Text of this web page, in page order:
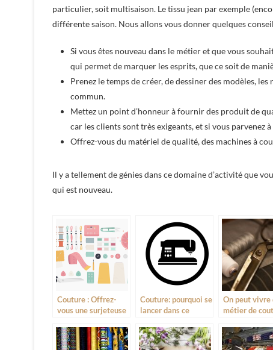
particulier, soit multisaison. Le tissu jean par exemple
différente saison. Nous allons vous donner quelques
Si vous êtes nouveau dans le métier et que vous
qui permet de marquer les esprits, que ce soit de
Prenez le temps de créer, de dessiner des modèles,
commun.
Mettez un point d’honneur à fournir des produit de
car les clients sont très exigeants, et si vous parvenez
Offrez-vous du matériel de qualité, des machines à
Il y a tellement de génies dans ce domaine d’activité que
qui est nouveau.
Couture : Offrez-
vous une surjeteuse
Couture: pourquoi se
lancer dans ce
On peut vivre
métier de